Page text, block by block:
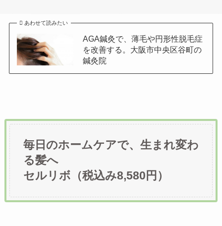
あわせて読みたい
AGA鍼灸で、薄毛や円形性脱毛症
を改善する。大阪市中央区谷町の
鍼灸院
毎日のホームケアで、生まれ変わ
る髪へ
セルリボ（税込み8,580円）